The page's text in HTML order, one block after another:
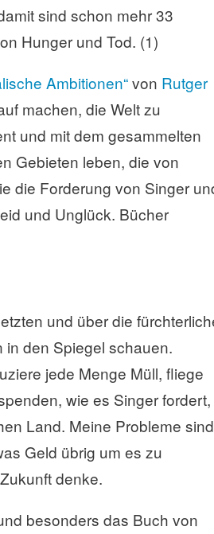
sind schon mehr 33
Hunger und Tod. (1)
Ambitionen“von Rutger
machen, die Welt zu
und mit dem gesammelten
Gebieten leben, die von
die Forderung von Singer
und Unglück. Bücher
und über die
in den Spiegel schauen.
jede Menge Müll, fliege
wie es Singer fordert,
Land. Meine Probleme sind
Geld übrig um es zu
denke.
besonders das Buch von